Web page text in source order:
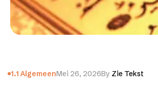
1.1 AlgemeenMei 26, 2026By Zie Tekst